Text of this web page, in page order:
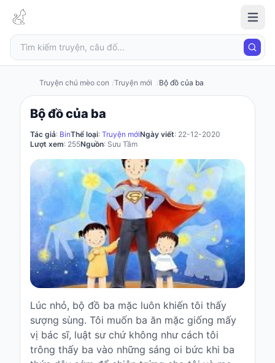
chú
mèo
con
Đăng
nhập
Đăng
Đăng
ký
Truyện
cho
bé
Cổ
tích
Truyện chú mèo con Truyện mới Bộ đồ của ba
Bộ đồ của ba
Tác giả: BinThể loại: Truyện mớiNgày viết: 22-12-2020
Lượt xem: 255Nguồn: Sưu Tầm
Lúc nhỏ, bộ đồ ba mặc luôn khiến tôi thấy
sượng sùng. Tôi muốn ba ăn mặc giống mấy
vị bác sĩ, luật sư chứ không như cách tôi
trông thấy ba vào những sáng oi bức khi ba